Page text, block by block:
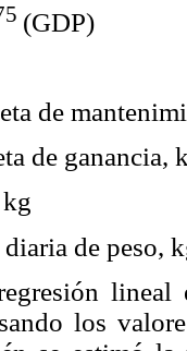
(GDP)
de
de ganancia,
de peso,
lineal
los